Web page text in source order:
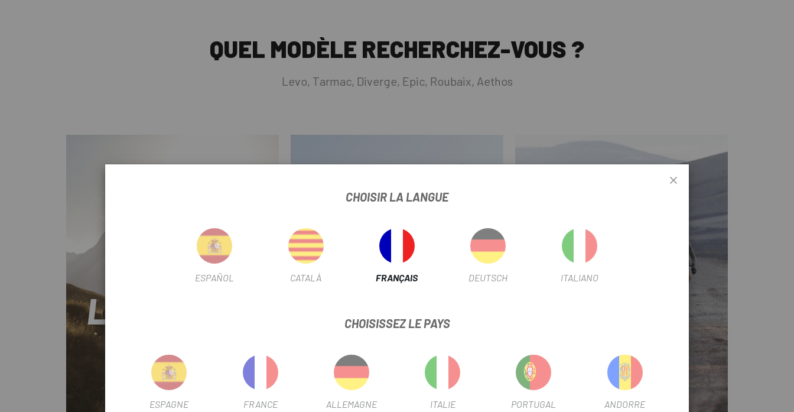
QUEL MODÈLE RECHERCHEZ-VOUS ?
Levo, Tarmac, Diverge, Epic, Roubaix, Aethos
LEVO TARMAC
CHOISIR LA LANGUE
ESPAÑOL CATALÀ FRANÇAIS DEUTSCH ITALIANO
CHOISISSEZ LE PAYS
ESPAGNE FRANCE ALLEMAGNE ITALIE PORTUGAL ANDORRE